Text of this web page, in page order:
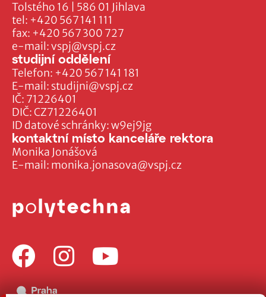
Tolstého 16 | 586 01 Jihlava
tel: +420 567 141 111
fax: +420 567 300 727
e-mail:vspj@vspj.cz
IČ: 71226401
DIČ: CZ71226401
ID datové schránky: w9ej9jg
studijní oddělení
Telefon: +420 567 141 181
E-mail: studijni@vspj.cz
kontaktní místo kanceláře rektora
Monika Jonášová
E-mail: monika.jonasova@vspj.cz